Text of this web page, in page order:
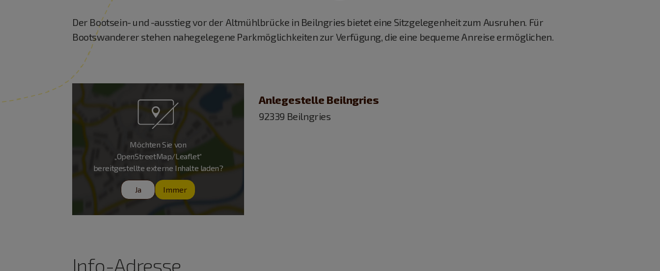
Der Bootsein- und -ausstieg vor der Altmühlbrücke in Beilngries bietet eine Sitzgelegenheit zum Ausruhen. Für
Bootswanderer stehen nahegelegene Parkmöglichkeiten zur Verfügung, die eine bequeme Anreise ermöglichen.
Möchten Sie von
„OpenStreetMap/Leaflet“
bereitgestellte externe Inhalte laden?
Ja Immer
Anlegestelle Beilngries
92339 Beilngries
Info-Adresse